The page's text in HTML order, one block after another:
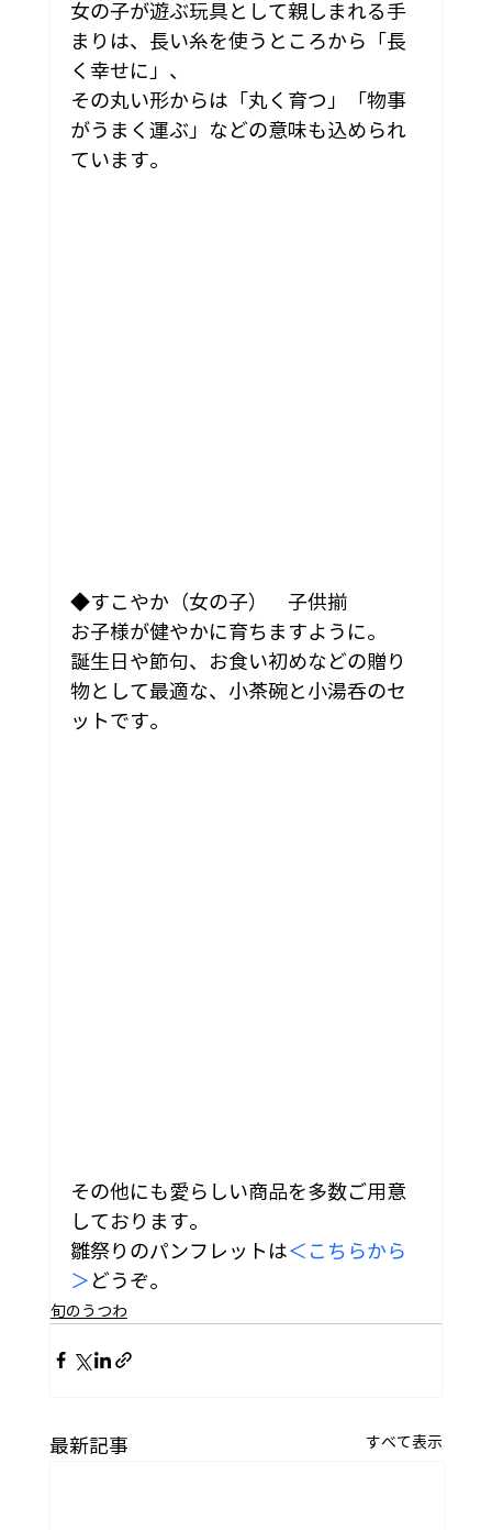
女の子が遊ぶ玩具として親しまれる手
まりは、長い糸を使うところから「長
く幸せに」、
その丸い形からは「丸く育つ」「物事
がうまく運ぶ」などの意味も込められ
ています。
◆すこやか（女の子）　子供揃
お子様が健やかに育ちますように。
誕生日や節句、お食い初めなどの贈り
物として最適な、小茶碗と小湯呑のセ
ットです。
その他にも愛らしい商品を多数ご用意
しております。
雛祭りのパンフレットは＜こちらから
＞ どうぞ。
旬のうつわ
最新記事 すべて表示